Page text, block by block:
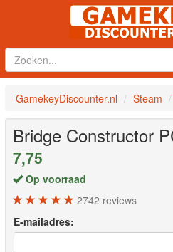
GamekeyDiscounter.nl Steam
Bridge Constructor
7,75
Op voorraad
2742 reviews
E-mailadres: